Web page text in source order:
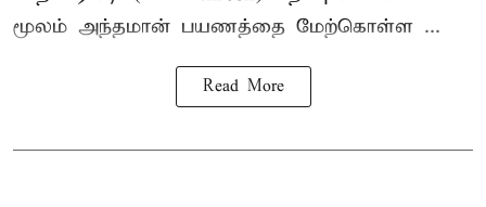
மூலம் அந்தமான் பயணத்தை மேற்கொள்ள ...
Read More